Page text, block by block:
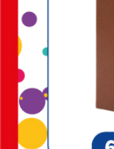
TARİHSİZ
AJANDA
DİĞER
TEKNOLOJİK
ÜRÜNLER